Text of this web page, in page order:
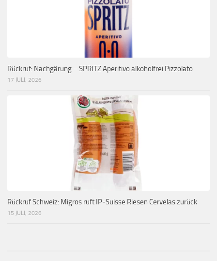
Rückruf: Nachgärung – SPRITZ Aperitivo alkoholfrei Pizzolato
17 JULI, 2026
Rückruf Schweiz: Migros ruft IP-Suisse Riesen Cervelas zurück
15 JULI, 2026